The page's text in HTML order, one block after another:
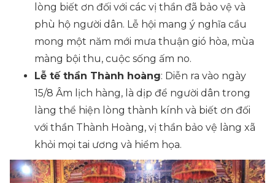
lòng biết ơn đối với các vị thần đã bảo vệ và
phù hộ người dân. Lễ hội mang ý nghĩa cầu
mong một năm mới mưa thuận gió hòa, mùa
màng bội thu, cuộc sống ấm no.
Lễ tế thần Thành hoàng: Diễn ra vào ngày
15/8 Âm lịch hàng, là dịp để người dân trong
làng thể hiện lòng thành kính và biết ơn đối
với thần Thành Hoàng, vị thần bảo vệ làng xã
khỏi mọi tai ương và hiểm họa.